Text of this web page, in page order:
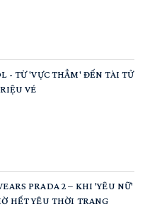
- TỪ 'VỰC THẲM' ĐẾN TÀI TỬ
VÉ
PRADA 2 – KHI 'YÊU NỮ'
HẾT YÊU THỜI TRANG